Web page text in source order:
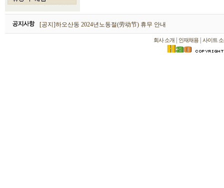
하오산동 2026년 설날(春节) 휴무 안내
[공지]하오산동 2024년노동절(劳动节) 휴무 안내
[공지]하오산동 2024년 설날(春节) 휴무 안내
회사 소개 인재채용 사이트